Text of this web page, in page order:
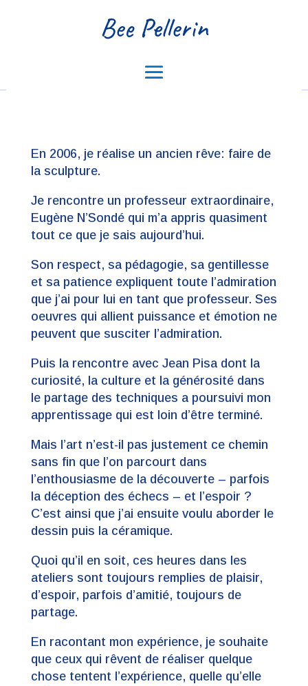
Bee Pellerin
En 2006, je réalise un ancien rêve: faire de
la sculpture.
Je rencontre un professeur extraordinaire,
Eugène N’Sondé qui m’a appris quasiment
tout ce que je sais aujourd’hui.
Son respect, sa pédagogie, sa gentillesse
et sa patience expliquent toute l’admiration
que j’ai pour lui en tant que professeur. Ses
oeuvres qui allient puissance et émotion ne
peuvent que susciter l’admiration.
Puis la rencontre avec Jean Pisa dont la
curiosité, la culture et la générosité dans
le partage des techniques a poursuivi mon
apprentissage qui est loin d’être terminé.
Mais l’art n’est-il pas justement ce chemin
sans fin que l’on parcourt dans
l’enthousiasme de la découverte – parfois
la déception des échecs – et l’espoir ?
C’est ainsi que j’ai ensuite voulu aborder le
dessin puis la céramique.
Quoi qu’il en soit, ces heures dans les
ateliers sont toujours remplies de plaisir,
d’espoir, parfois d’amitié, toujours de
partage.
En racontant mon expérience, je souhaite
que ceux qui rêvent de réaliser quelque
chose tentent l’expérience, quelle qu’elle